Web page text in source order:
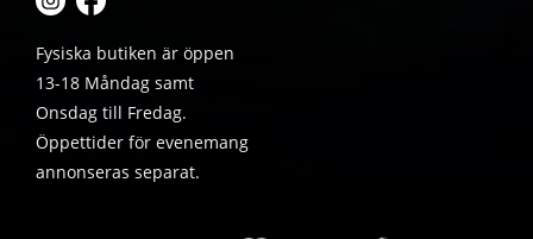
Fysiska butiken är öppen
13-18 Måndag samt
Onsdag till Fredag.
Öppettider för evenemang
annonseras separat.